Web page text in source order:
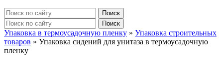
Упаковка в термоусадочную пленку » Упаковка строительных
товаров » Упаковка сидений для унитаза в термоусадочную
пленку